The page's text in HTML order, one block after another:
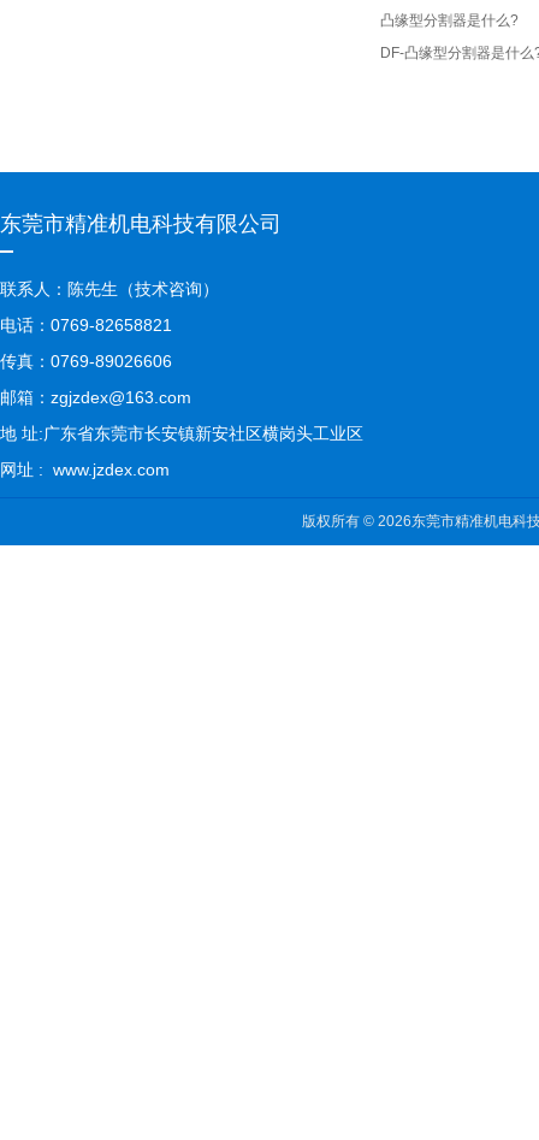
凸缘型分割器是什么?
DF-凸缘型分割器是什么
东莞市精准机电科技有限公司
联系人：陈先生（技术咨询）
电话：0769-82658821
传真：0769-89026606
邮箱：zgjzdex@163.com
地 址:广东省东莞市长安镇新安社区横岗头工业区
网址 : www.jzdex.com
版权所有 © 2026东莞市精准机电科